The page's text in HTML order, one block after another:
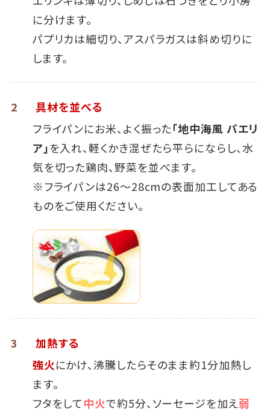
に分けます。
パプリカは細切り、アスパラガスは斜め切りに
します。
2
具材を並べる
フライパンにお米、よく振った「地中海風 パエリ
ア」を入れ、軽くかき混ぜたら平らにならし、水
気を切った鶏肉、野菜を並べます。
※フライパンは26～28cmの表面加工してある
ものをご使用ください。
3
加熱する
強火にかけ、沸騰したらそのまま約1分加熱し
ます。
フタをして中火で約5分、ソーセージを加え弱